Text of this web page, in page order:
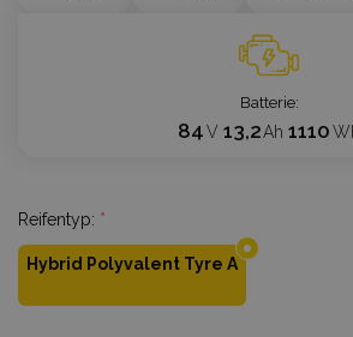
Batterie
84V 13,2Ah 1110
Reifentyp: *
Hybrid Polyvalent Tyre A